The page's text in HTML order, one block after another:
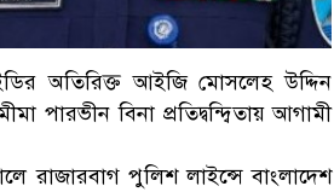
অতিরিক্ত আইজি মোসলেহ উদ্দিন
বিনা প্রতিদ্বন্দ্বিতায় আগামী
রাজারবাগ পুলিশ লাইন্সে বাংলাদেশ